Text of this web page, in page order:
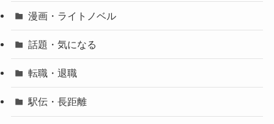
漫画・ライトノベル
話題・気になる
転職・退職
駅伝・長距離